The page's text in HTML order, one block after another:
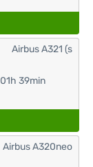
01h 39min
Airbus A321 (s
Airbus A320neo